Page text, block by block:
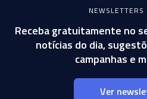
NEWSLETTERS
Receba gratuitamente no
notícias do dia,
campanhas e
Ver